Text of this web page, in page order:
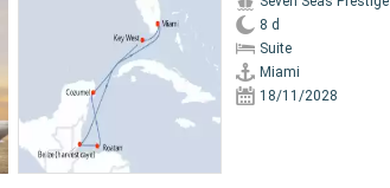
8 d
Suite
Miami
18/11/2028